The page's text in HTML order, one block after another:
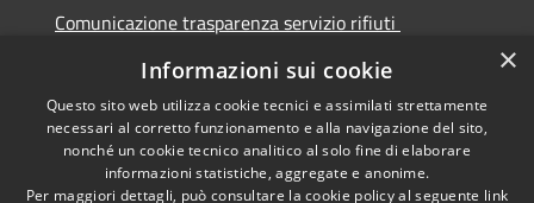
Comunicazione trasparenza servizio rifiuti
Dichiarazione di accessibilità
Copyright © 2026 • Città di
×
Informazioni sui cookie
Questo sito web utilizza cookie tecnici e assimilati strettamente
necessari al corretto funzionamento e alla navigazione del sito,
nonché un cookie tecnico analitico al solo fine di elaborare
informazioni statistiche, aggregate e anonime.
Per maggiori dettagli, può consultare la cookie policy al seguente link